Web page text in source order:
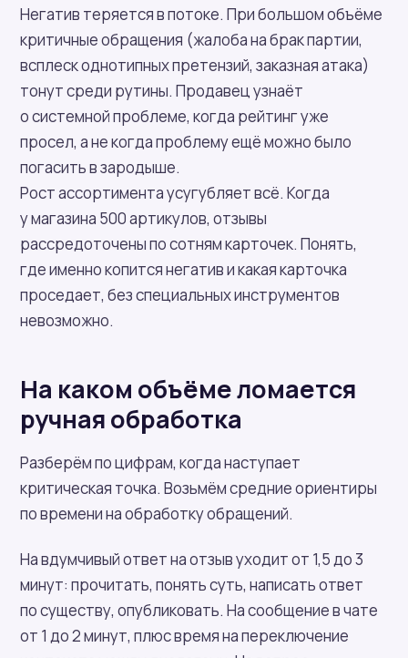
Негатив теряется в потоке. При большом объёме
критичные обращения (жалоба на брак партии,
всплеск однотипных претензий, заказная атака)
тонут среди рутины. Продавец узнаёт
о системной проблеме, когда рейтинг уже
просел, а не когда проблему ещё можно было
погасить в зародыше.
Рост ассортимента усугубляет всё. Когда
у магазина 500 артикулов, отзывы
рассредоточены по сотням карточек. Понять,
где именно копится негатив и какая карточка
проседает, без специальных инструментов
невозможно.
На каком объёме ломается
ручная обработка
Разберём по цифрам, когда наступает
критическая точка. Возьмём средние ориентиры
по времени на обработку обращений.
На вдумчивый ответ на отзыв уходит от 1,5 до 3
минут: прочитать, понять суть, написать ответ
по существу, опубликовать. На сообщение в чате
от 1 до 2 минут, плюс время на переключение